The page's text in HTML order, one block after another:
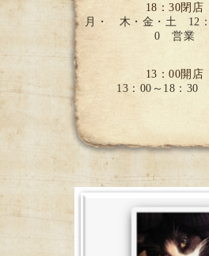
18：30閉店
月・ 木・金・土 12：
0 営業
13：00開店
13：00～18：30